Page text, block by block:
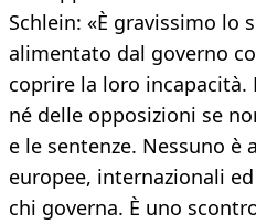
Schlein: «È gravissimo lo
alimentato dal governo
coprire la loro
né delle opposizioni se
e le sentenze. Nessuno è
europee, internazionali
chi governa. È uno